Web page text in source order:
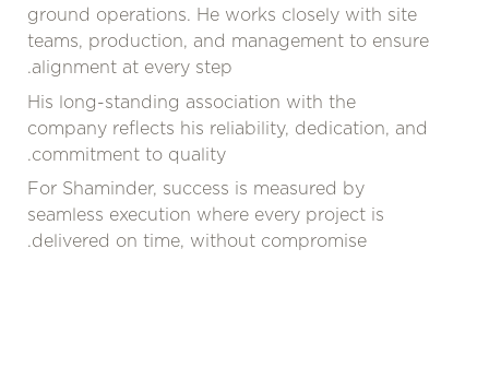
ground operations. He works closely with site
teams, production, and management to ensure
alignment at every step.
His long-standing association with the
company reflects his reliability, dedication, and
commitment to quality.
For Shaminder, success is measured by
seamless execution where every project is
delivered on time, without compromise.